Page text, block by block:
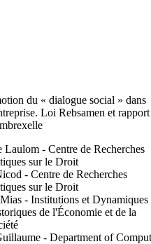
du « dialogue social » dans
Loi Rebsamen et rapport
Laulom - Centre de Recherches
sur le Droit
- Centre de Recherches
sur le Droit
- Institutions et Dynamiques
de l'Économie et de la
- Department of